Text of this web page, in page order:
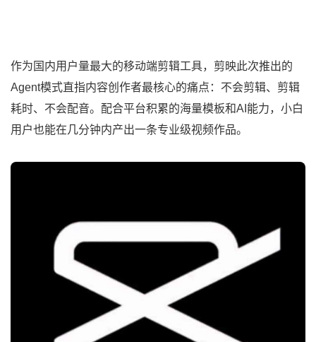
作为国内用户量最大的移动端剪辑工具，剪映此次推出的
Agent模式直指内容创作者最核心的痛点：不会剪辑、剪辑
耗时、不会配音。配合平台积累的海量模板和AI能力，小白
用户也能在几分钟内产出一条专业级视频作品。